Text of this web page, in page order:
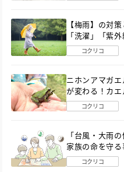
【梅雨】の対
「洗濯」「紫
ン」「ゲリラ豪
報士が完全ガイ
コクリコ
ニホンアマガ
が変わる！カ
から両生類の特
MOVEが解説！
コクリコ
「台風・大雨
家族の命を守
災アドバイザー
コクリコ